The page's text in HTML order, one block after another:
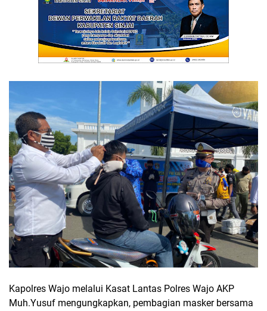
Kapolres Wajo melalui Kasat Lantas Polres Wajo AKP
Muh.Yusuf mengungkapkan, pembagian masker bersama